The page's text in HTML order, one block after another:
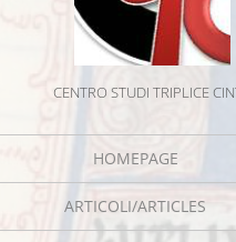
CENTRO STUDI TRIPLICE
HOMEPAGE
ARTICOLI/ARTICLES